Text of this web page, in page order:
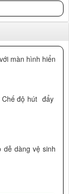
màn hình hiển
Chế độ hút đẩy
dễ dàng vệ sinh